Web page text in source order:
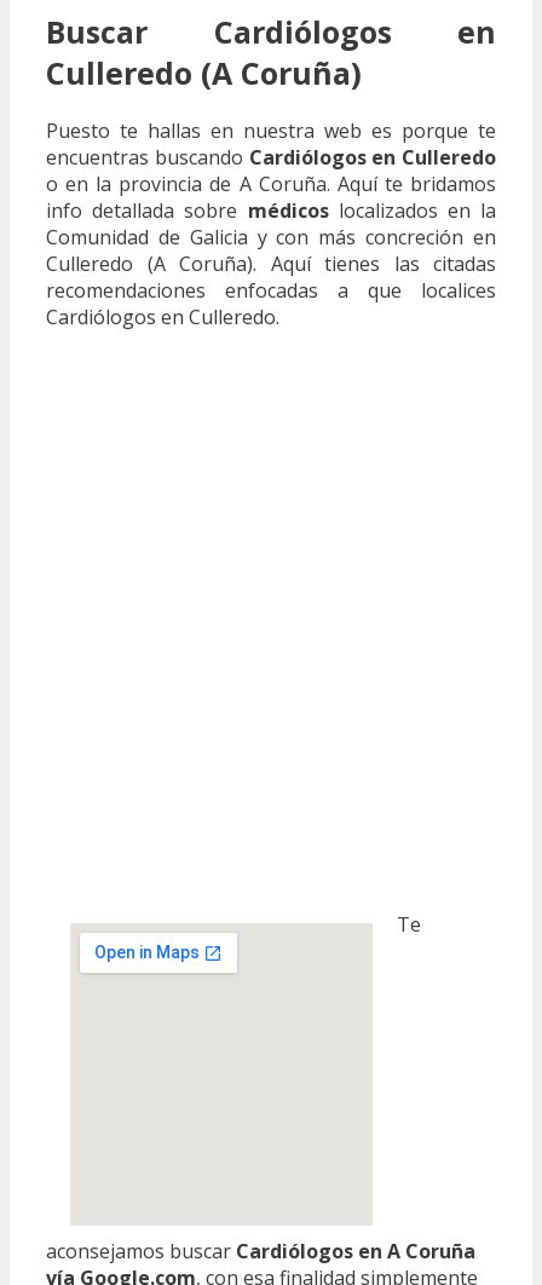
Buscar Cardiólogos en
Culleredo (A Coruña)
Puesto te hallas en nuestra web es porque te
encuentras buscando Cardiólogos en Culleredo
o en la provincia de A Coruña. Aquí te bridamos
info detallada sobre médicoslocalizados en la
Comunidad de Galicia y con más concreción en
Culleredo (A Coruña). Aquí tienes las citadas
recomendaciones enfocadas a que localices
Cardiólogos en Culleredo.
Te
aconsejamos buscar Cardiólogos en A Coruña
vía Google.com, con esa finalidad simplemente